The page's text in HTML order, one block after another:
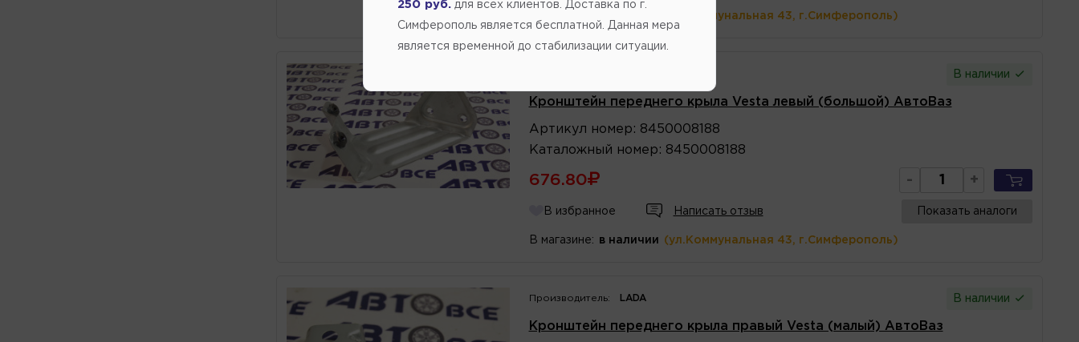
(ул.Коммунальная 43, г.Симферополь)
В наличии
Кронштейн переднего крыла Vesta левый (большой) АвтоВаз
Артикул номер : 8450008188
Каталожный номер : 8450008188
676.80 - +
В избранное Написать отзыв Показать аналоги
В магазине: в наличии (ул.Коммунальная 43, г.Симферополь)
Производитель: LADA В наличии
Кронштейн переднего крыла правый Vesta (малый) АвтоВаз
250 руб. для всех клиентов. Доставка по г.
Симферополь является бесплатной. Данная мера
является временной до стабилизации ситуации.